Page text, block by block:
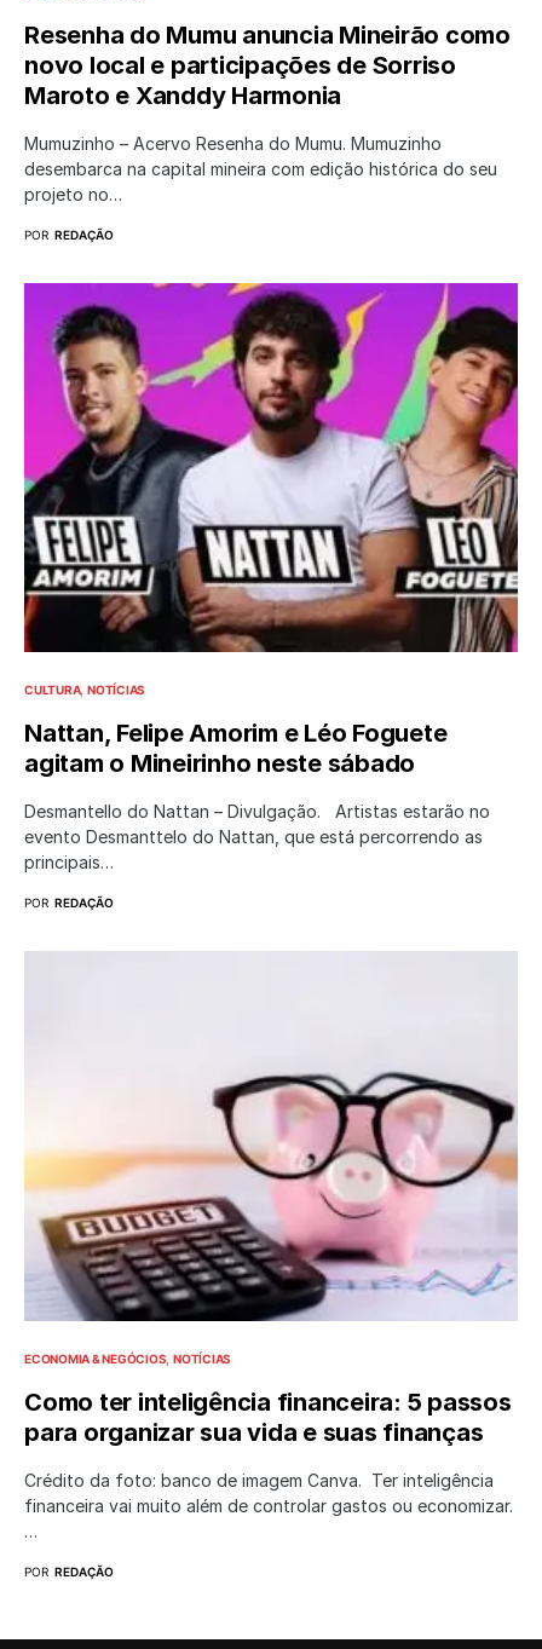
Resenha do Mumu anuncia Mineirão como
novo local e participações de Sorriso
Maroto e Xanddy Harmonia
Mumuzinho – Acervo Resenha do Mumu. Mumuzinho
desembarca na capital mineira com edição histórica do seu
projeto no…
POR REDAÇÃO
CULTURA NOTÍCIAS
Nattan, Felipe Amorim e Léo Foguete
agitam o Mineirinho neste sábado
Desmantello do Nattan – Divulgação. Artistas estarão no
evento Desmanttelo do Nattan, que está percorrendo as
principais…
POR REDAÇÃO
ECONOMIA & NEGÓCIOS NOTÍCIAS
Como ter inteligência financeira: 5 passos
para organizar sua vida e suas finanças
Crédito da foto: banco de imagem Canva. Ter inteligência
financeira vai muito além de controlar gastos ou economizar.
…
POR REDAÇÃO